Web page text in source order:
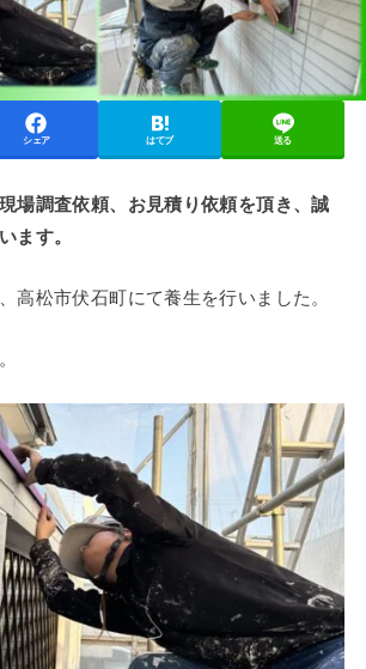
シェア はてブ 送る
場調査依頼、お見積り依頼を頂き、誠
ます。
高松市伏石町にて養生を行いました。